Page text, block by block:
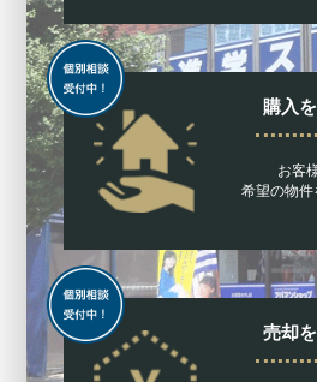
購入
お客
希望の物件
売却